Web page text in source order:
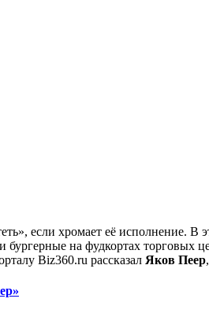
если хромает её исполнение.
на фудкортах торговых
Biz360.ru рассказал Яков Пеер